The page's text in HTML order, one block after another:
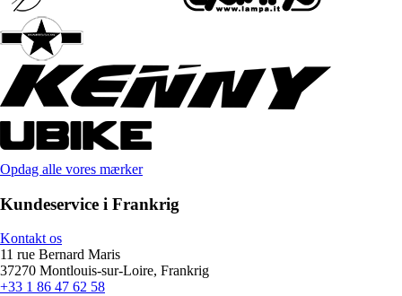
Opdag alle vores mærker
Kundeservice i Frankrig
Kontakt os
11 rue Bernard Maris
37270 Montlouis-sur-Loire, Frankrig
+33 1 86 47 62 58